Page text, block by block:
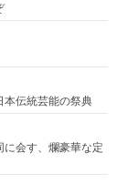
伝統芸能の祭典
会す、爛豪華な定